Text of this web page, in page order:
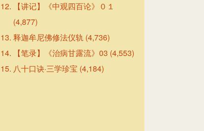
【讲记】《中观四百论》０１
(4,877)
释迦牟尼佛修法仪轨 (4,736)
【笔录】《治病甘露流》03 (4,553)
八十口诀·三学珍宝 (4,184)